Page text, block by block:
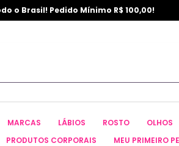
o Brasil! Pedido Mínimo R$ 100,00!
MARCAS LÁBIOS ROSTO OLHOS
PRODUTOS CORPORAIS MEU PRIMEIRO